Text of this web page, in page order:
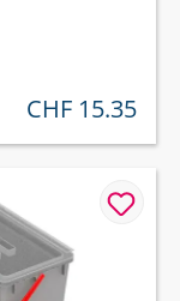
regulärer preis:
CHF 15.35